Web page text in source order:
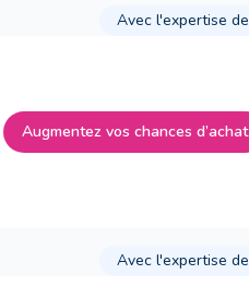
Avec l'expertise de
Augmentez vos chances d’achat
Avec l'expertise de